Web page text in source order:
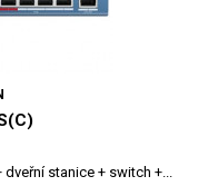
stanice + switch +...